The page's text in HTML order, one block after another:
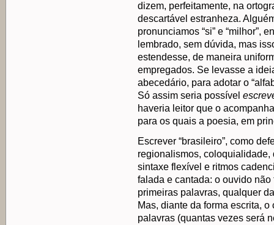
dizem, perfeitamente, na
descartável estranheza.
pronunciamos “si” e “milhor”,
lembrado, sem dúvida, mas
estendesse, de maneira
empregados. Se levasse a
abecedário, para adotar o
Só assim seria possível
haveria leitor que o
para os quais a poesia, em
Escrever “brasileiro”, como
regionalismos, coloquialidade,
sintaxe flexível e ritmos
falada e cantada: o ouvido
primeiras palavras, qualquer
Mas, diante da forma escrita,
palavras (quantas vezes será